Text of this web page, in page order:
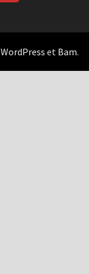
WordPress et Bam.